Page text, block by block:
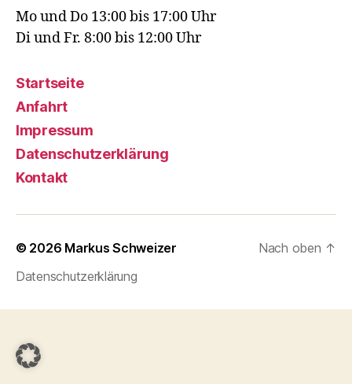
Mo und Do 13:00 bis 17:00 Uhr
Di und Fr. 8:00 bis 12:00 Uhr
Startseite
Anfahrt
Impressum
Datenschutzerklärung
Kontakt
© 2026 Markus Schweizer
Datenschutzerklärung
Nach oben ↑